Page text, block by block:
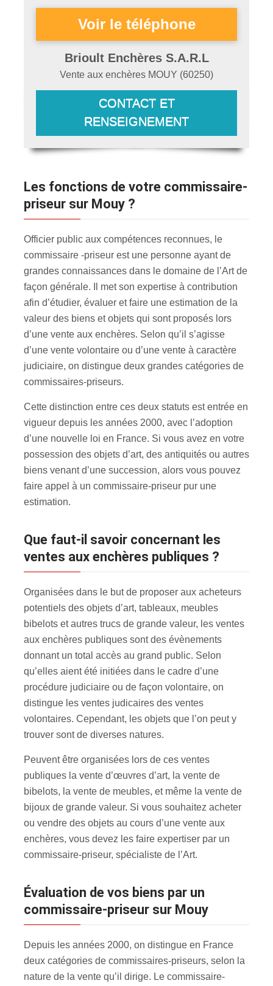
Brioult Enchères S.A.R.L
Vente aux enchères MOUY (60250)
CONTACT ET
RENSEIGNEMENT
Les fonctions de votre commissaire-
priseur sur Mouy ?
Officier public aux compétences reconnues, le
commissaire -priseur est une personne ayant de
grandes connaissances dans le domaine de l’Art de
façon générale. Il met son expertise à contribution
afin d’étudier, évaluer et faire une estimation de la
valeur des biens et objets qui sont proposés lors
d’une vente aux enchères. Selon qu’il s’agisse
d’une vente volontaire ou d’une vente à caractère
judiciaire, on distingue deux grandes catégories de
commissaires-priseurs.
Cette distinction entre ces deux statuts est entrée en
vigueur depuis les années 2000, avec l’adoption
d’une nouvelle loi en France. Si vous avez en votre
possession des objets d’art, des antiquités ou autres
biens venant d’une succession, alors vous pouvez
faire appel à un commissaire-priseur pur une
estimation.
Que faut-il savoir concernant les
ventes aux enchères publiques ?
Organisées dans le but de proposer aux acheteurs
potentiels des objets d’art, tableaux, meubles
bibelots et autres trucs de grande valeur, les ventes
aux enchères publiques sont des évènements
donnant un total accès au grand public. Selon
qu’elles aient été initiées dans le cadre d’une
procédure judiciaire ou de façon volontaire, on
distingue les ventes judicaires des ventes
volontaires. Cependant, les objets que l’on peut y
trouver sont de diverses natures.
Peuvent être organisées lors de ces ventes
publiques la vente d’œuvres d’art, la vente de
bibelots, la vente de meubles, et même la vente de
bijoux de grande valeur. Si vous souhaitez acheter
ou vendre des objets au cours d’une vente aux
enchères, vous devez les faire expertiser par un
commissaire-priseur, spécialiste de l’Art.
évaluation de vos biens par un
commissaire-priseur sur Mouy
Depuis les années 2000, on distingue en France
deux catégories de commissaires-priseurs, selon la
nature de la vente qu’il dirige. Le commissaire-